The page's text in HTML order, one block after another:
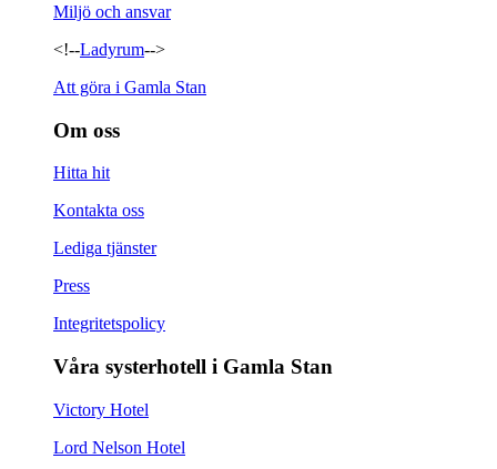
Miljö och ansvar
<!--Ladyrum-->
Att göra i Gamla Stan
Om oss
Hitta hit
Kontakta oss
Lediga tjänster
Press
Integritetspolicy
Våra systerhotell i Gamla Stan
Victory Hotel
Lord Nelson Hotel